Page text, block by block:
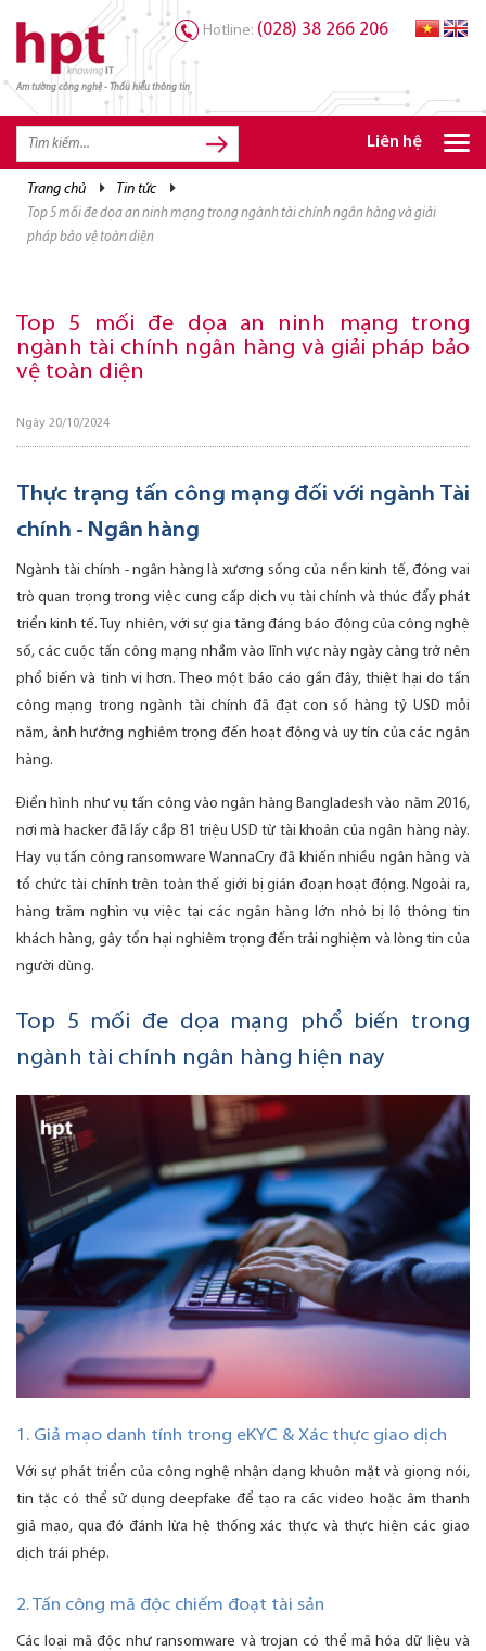
Am tường công nghệ - Thấu hiểu thông tin
Hotline: (028) 38 266 206
Liên hệ
trang chủ tin tức
top 5 mối đe dọa an ninh mạng trong ngành tài chính ngân hàng và giải
pháp bảo vệ toàn diện
Top 5 mối đe dọa an ninh mạng trong
ngành tài chính ngân hàng và giải pháp bảo
vệ toàn diện
Ngày 20/10/2024
Thực trạng tấn công mạng đối với ngành Tài
chính - Ngân hàng
Ngành tài chính - ngân hàng là xương sống của nền kinh tế, đóng vai
trò quan trọng trong việc cung cấp dịch vụ tài chính và thúc đẩy phát
triển kinh tế. Tuy nhiên, với sự gia tăng đáng báo động của công nghệ
số, các cuộc tấn công mạng nhắm vào lĩnh vực này ngày càng trở nên
phổ biến và tinh vi hơn. Theo một báo cáo gần đây, thiệt hại do tấn
công mạng trong ngành tài chính đã đạt con số hàng tỷ USD mỗi
năm, ảnh hưởng nghiêm trọng đến hoạt động và uy tín của các ngân
hàng.
Điển hình như vụ tấn công vào ngân hàng Bangladesh vào năm 2016,
nơi mà hacker đã lấy cắp 81 triệu USD từ tài khoản của ngân hàng này.
Hay vụ tấn công ransomware WannaCry đã khiến nhiều ngân hàng và
tổ chức tài chính trên toàn thế giới bị gián đoạn hoạt động. Ngoài ra,
hàng trăm nghìn vụ việc tại các ngân hàng lớn nhỏ bị lộ thông tin
khách hàng, gây tổn hại nghiêm trọng đến trải nghiệm và lòng tin của
người dùng.
Top 5 mối đe dọa mạng phổ biến trong
ngành tài chính ngân hàng hiện nay
1. Giả mạo danh tính trong eKYC & Xác thực giao dịch
Với sự phát triển của công nghệ nhận dạng khuôn mặt và giọng nói,
tin tặc có thể sử dụng deepfake để tạo ra các video hoặc âm thanh
giả mạo, qua đó đánh lừa hệ thống xác thực và thực hiện các giao
dịch trái phép.
2. Tấn công mã độc chiếm đoạt tài sản
Các loại mã độc như ransomware và trojan có thể mã hóa dữ liệu và
TRANG CHỦ
TRANG CHỦ
GIẢI PHÁP
CƠ HỘI NGHỀ NGHIỆP